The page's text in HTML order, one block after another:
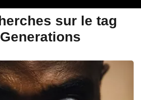
sur le tag